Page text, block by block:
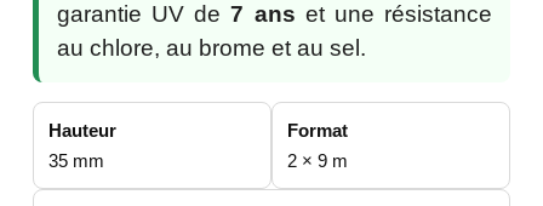
garantie UV de7 ans et une résistance
au chlore, au brome et au sel.
Hauteur
35 mm
Format
2 × 9 m